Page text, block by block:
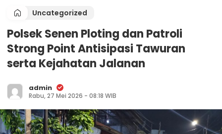
Uncategorized
Polsek Senen Ploting dan Patroli
Strong Point Antisipasi Tawuran
serta Kejahatan Jalanan
admin
Rabu, 27 Mei 2026 - 08:18 WIB